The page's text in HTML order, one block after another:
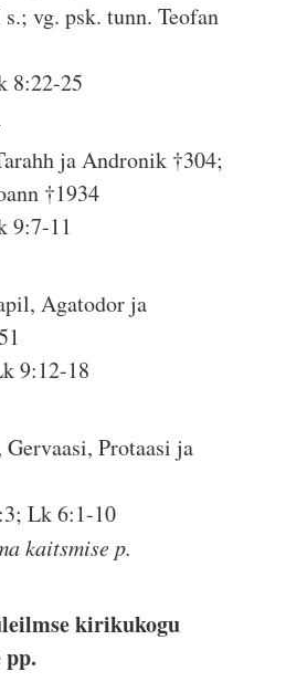
vg. psk. tunn. Teofan
8:22-25
ja Andronik †304;
†1934
9:7-11
Agatodor ja
9:12-18
Protaasi ja
Lk 6:1-10
kaitsmise p.
kirikukogu
pp.